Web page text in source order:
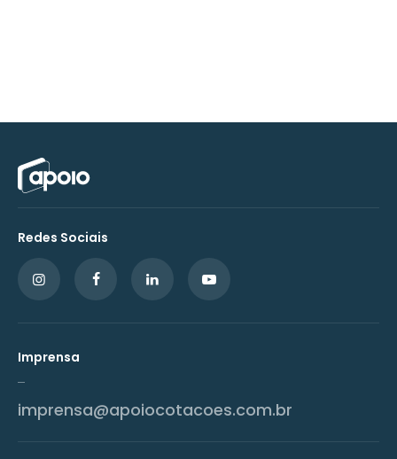
Redes Sociais
Imprensa
imprensa@apoiocotacoes.com.br